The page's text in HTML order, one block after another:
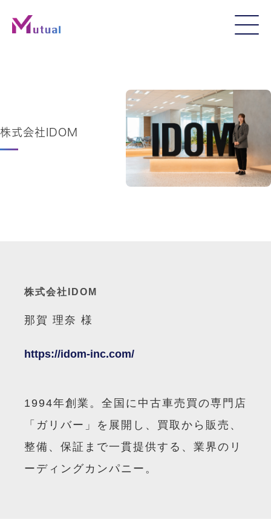
株式会社IDOM
株式会社IDOM
那賀 理奈 様
https://idom-inc.com/
1994年創業。全国に中古車売買の専門店
「ガリバー」を展開し、買取から販売、
整備、保証まで一貫提供する、業界のリ
ーディングカンパニー。